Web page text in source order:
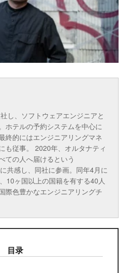
し、ソフトウェアエンジニアと
ホテルの予約システムを中心に
終的にはエンジニアリングマネ
も従事。 2020年、オルタナティ
ての人へ届けるという
共感し、同社に参画。同年4月に
10ヶ国以上の国籍を有する40人
際色豊かなエンジニアリングチ
目录